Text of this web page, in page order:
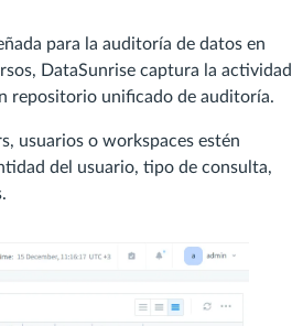
para la auditoría de datos en
DataSunrise captura la actividad
repositorio unificado de auditoría.
usuarios o workspaces estén
del usuario, tipo de consulta,